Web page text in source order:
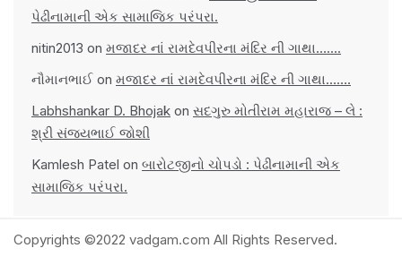
પેઢીનામાની એક સામાજિક પરંપરા.
nitin2013 on મજાદર નાં રામદેવપીરના મંદિર ની ગાથા…….
નૌમાનભાઈ on મજાદર નાં રામદેવપીરના મંદિર ની ગાથા…….
Labhshankar D. Bhojak on સદગુરુ મોતીરામ મહારાજ – લે :
શ્રી સંજયભાઈ જોશી
Kamlesh Patel on બારોટજીનો ચોપડો : પેઢીનામાની એક
સામાજિક પરંપરા.
Copyrights ©2022 vadgam.com All Rights Reserved.